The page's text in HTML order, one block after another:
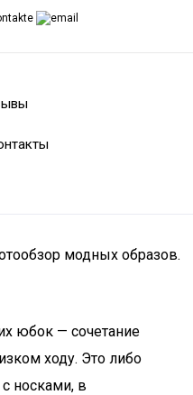
модных образов.
юбок — сочетание
ходу. Это либо
носками, в